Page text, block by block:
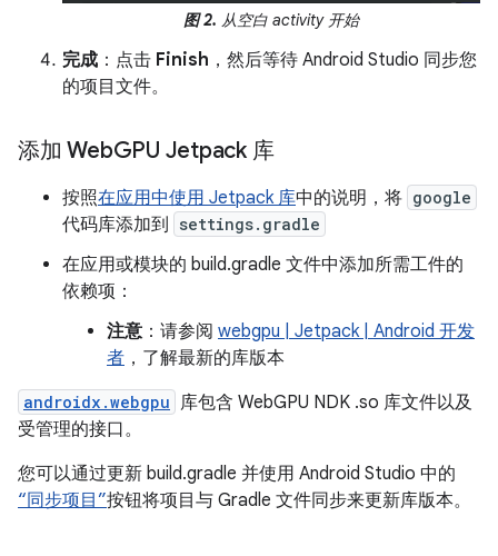
图 2. 从空白 activity 开始
完成 ：点击 Finish ，然后等待 Android Studio 同步您
的项目文件。
添加 WebGPU Jetpack 库
按照在应用中使用 Jetpack 库中的说明，将 google
代码库添加到 settings.gradle
在应用或模块的 build.gradle 文件中添加所需工件的
依赖项：
注意：请参阅 webgpu | Jetpack | Android 开发
者 ，了解最新的库版本
androidx.webgpu 库包含 WebGPU NDK .so 库文件以及
受管理的接口。
您可以通过更新 build.gradle 并使用 Android Studio 中的
“同步项目”按钮将项目与 Gradle 文件同步来更新库版本。